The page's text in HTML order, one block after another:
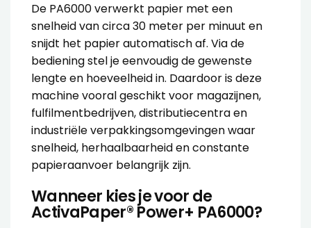
De PA6000 verwerkt papier met een
snelheid van circa 30 meter per minuut en
snijdt het papier automatisch af. Via de
bediening stel je eenvoudig de gewenste
lengte en hoeveelheid in. Daardoor is deze
machine vooral geschikt voor magazijnen,
fulfilmentbedrijven, distributiecentra en
industriële verpakkingsomgevingen waar
snelheid, herhaalbaarheid en constante
papieraanvoer belangrijk zijn.
Wanneer kies je voor de
ActivaPaper® Power+ PA6000?